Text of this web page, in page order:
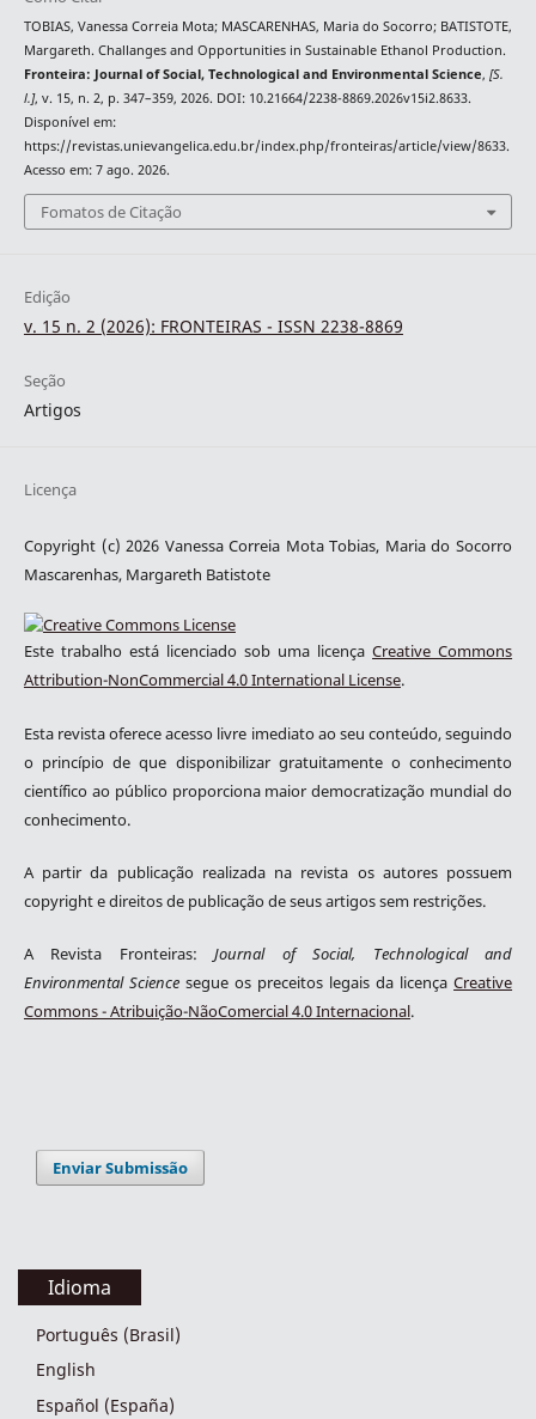
TOBIAS, Vanessa Correia Mota; MASCARENHAS, Maria do Socorro; BATISTOTE,
Margareth. Challanges and Opportunities in Sustainable Ethanol Production.
Fronteira: Journal of Social, Technological and Environmental Science, [S.
l.], v. 15, n. 2, p. 347–359, 2026. DOI: 10.21664/2238-8869.2026v15i2.8633.
Disponível em:
https://revistas.unievangelica.edu.br/index.php/fronteiras/article/view/8633.
Acesso em: 7 ago. 2026.
Fomatos de Citação
Edição
v. 15 n. 2 (2026): FRONTEIRAS - ISSN 2238-8869
Seção
Artigos
Licença
Copyright (c) 2026 Vanessa Correia Mota Tobias, Maria do Socorro
Mascarenhas, Margareth Batistote
Este trabalho está licenciado sob uma licençaCreative Commons
Attribution-NonCommercial 4.0 International License.
Esta revista oferece acesso livre imediato ao seu conteúdo, seguindo
o princípio de que disponibilizar gratuitamente o conhecimento
científico ao público proporciona maior democratização mundial do
conhecimento.
A partir da publicação realizada na revista os autores possuem
copyright e direitos de publicação de seus artigos sem restrições.
A Revista Fronteiras:Journal of Social, Technological and
Environmental Sciencesegue os preceitos legais da licençaCreative
Commons - Atribuição-NãoComercial 4.0 Internacional.
Enviar Submissão
Idioma
Português (Brasil)
English
Español (España)